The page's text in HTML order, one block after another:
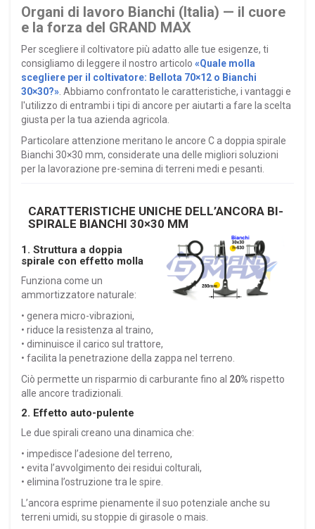
Organi di lavoro Bianchi (Italia) — il cuore
e la forza del GRAND MAX
Per scegliere il coltivatore più adatto alle tue esigenze, ti
consigliamo di leggere il nostro articolo «Quale molla
scegliere per il coltivatore: Bellota 70×12 o Bianchi
30×30?» . Abbiamo confrontato le caratteristiche, i vantaggi e
l'utilizzo di entrambi i tipi di ancore per aiutarti a fare la scelta
giusta per la tua azienda agricola.
Particolare attenzione meritano le ancore C a doppia spirale
Bianchi 30×30 mm, considerate una delle migliori soluzioni
per la lavorazione pre-semina di terreni medi e pesanti.
CARATTERISTICHE UNICHE DELL’ANCORA BI-
SPIRALE BIANCHI 30×30 MM
1. Struttura a doppia
spirale con effetto molla
Funziona come un
ammortizzatore naturale:
• genera micro-vibrazioni,
• riduce la resistenza al traino,
• diminuisce il carico sul trattore,
• facilita la penetrazione della zappa nel terreno.
Ciò permette un risparmio di carburante fino al 20% rispetto
alle ancore tradizionali.
2. Effetto auto-pulente
Le due spirali creano una dinamica che:
• impedisce l’adesione del terreno,
• evita l’avvolgimento dei residui colturali,
• elimina l’ostruzione tra le spire.
L’ancora esprime pienamente il suo potenziale anche su
terreni umidi, su stoppie di girasole o mais.